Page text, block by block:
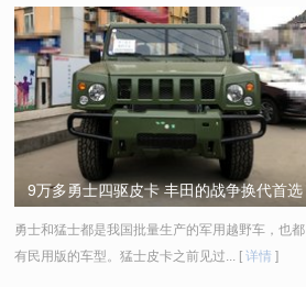
9万多勇士四驱皮卡 丰田的战争换代首选
勇士和猛士都是我国批量生产的军用越野车，也都
有民用版的车型。猛士皮卡之前见过... [ 详情 ]